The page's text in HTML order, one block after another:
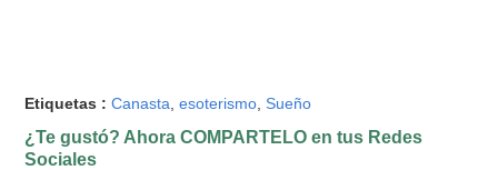
Etiquetas :Canasta ,esoterismo ,Sueño
¿Te gustó? Ahora COMPARTELO en tus Redes
Sociales